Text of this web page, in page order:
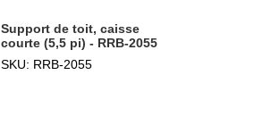
Support de toit, caisse
courte (5,5 pi) - RRB-2055
SKU: RRB-2055